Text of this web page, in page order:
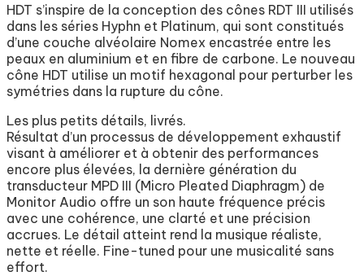
HDT s’inspire de la conception des cônes RDT III utilisés
dans les séries Hyphn et Platinum, qui sont constitués
d’une couche alvéolaire Nomex encastrée entre les
peaux en aluminium et en fibre de carbone. Le nouveau
cône HDT utilise un motif hexagonal pour perturber les
symétries dans la rupture du cône.
Les plus petits détails, livrés.
Résultat d’un processus de développement exhaustif
visant à améliorer et à obtenir des performances
encore plus élevées, la dernière génération du
transducteur MPD III (Micro Pleated Diaphragm) de
Monitor Audio offre un son haute fréquence précis
avec une cohérence, une clarté et une précision
accrues. Le détail atteint rend la musique réaliste,
nette et réelle. Fine-tuned pour une musicalité sans
effort.